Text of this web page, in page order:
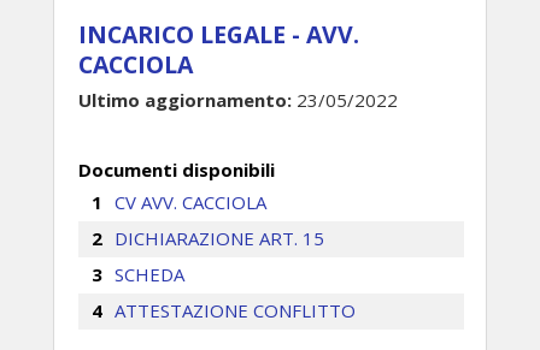
INCARICO LEGALE - AVV.
CACCIOLA
Ultimo aggiornamento: 23/05/2022
Documenti disponibili
CV AVV. CACCIOLA
DICHIARAZIONE ART. 15
SCHEDA
ATTESTAZIONE CONFLITTO